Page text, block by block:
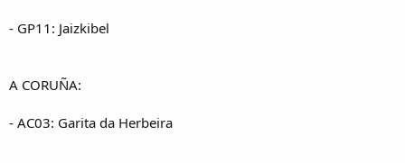
- GP11: Jaizkibel
A CORUÑA:
- AC03: Garita da Herbeira